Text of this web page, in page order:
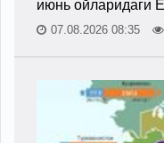
июнь ойларидаги
07.08.2026 08:35